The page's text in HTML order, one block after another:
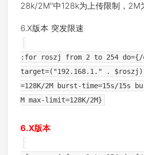
28k/2M”中128k为上传限制，2M
6.X版本 突发限速
:for roszj from 2 to 254 do={/
target=("192.168.1." .
=128K/2M burst-time=15s/15s
M max-limit=128K/2M}
6.X版本